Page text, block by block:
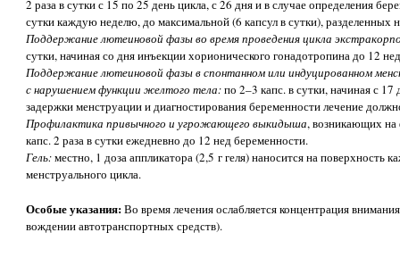
2 раза в сутки с 15 по 25 день цикла, с 26 дня и в случае определения
сутки каждую неделю, до максимальной (6 капсул в сутки),
Поддержание лютеиновой фазы во время проведения цикла
сутки, начиная со дня инъекции хорионического гонадотропина до 12
Поддержание лютеиновой фазы в спонтанном или индуцированном
с нарушением функции желтого тела:по 2–3 капс. в сутки, начиная с
задержки менструации и диагностирования беременности лечение
Профилактика привычного и угрожающего выкидыша, возникающих на
капс. 2 раза в сутки ежедневно до 12 нед беременности.
Гель:местно, 1 доза аппликатора (2,5 г геля) наносится на поверхность
менструального цикла.
Особые указания:Во время лечения ослабляется концентрация
вождении автотранспортных средств).